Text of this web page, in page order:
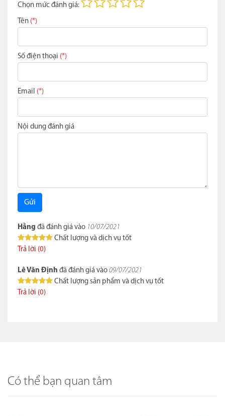
Chọn mức đánh giá:
Tên (*)
Số điện thoại (*)
Email (*)
Nội dung đánh giá
Gửi
Hằng đã đánh giá vào 10/07/2021
Chất lượng và dịch vụ tốt
Trả lời (0)
Lê Văn Định đã đánh giá vào 09/07/2021
Chất lượng sản phẩm và dịch vụ tốt
Trả lời (0)
Có thể bạn quan tâm